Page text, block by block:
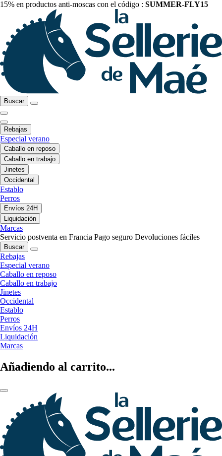
15% en productos anti-moscas con el código : SUMMER-FLY15
Buscar
Rebajas
Especial verano
Caballo en reposo
Caballo en trabajo
Jinetes
Occidental
Establo
Perros
Envíos 24H
Liquidación
Marcas
Servicio postventa en Francia Pago seguro Devoluciones fáciles
Buscar
Rebajas
Especial verano
Caballo en reposo
Caballo en trabajo
Jinetes
Occidental
Establo
Perros
Envíos 24H
Liquidación
Marcas
Añadiendo al carrito...